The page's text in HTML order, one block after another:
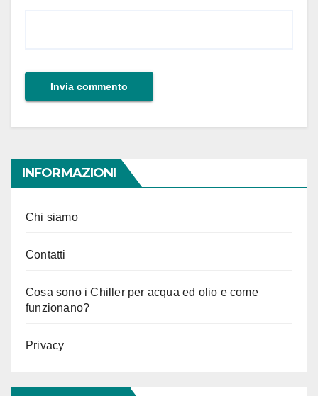
INFORMAZIONI
Chi siamo
Contatti
Cosa sono i Chiller per acqua ed olio e come
funzionano?
Privacy